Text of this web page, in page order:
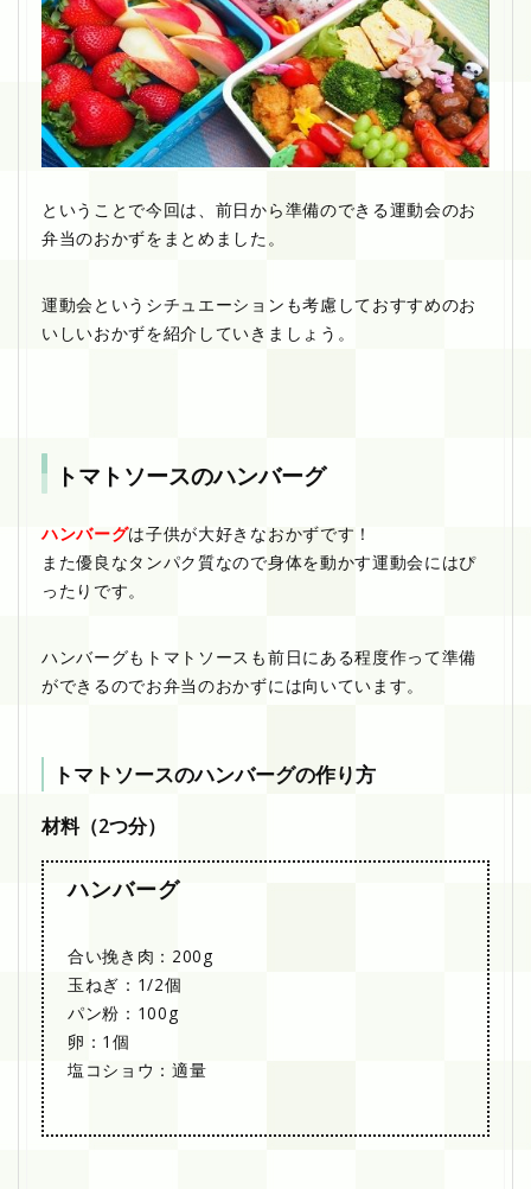
ということで今回は、前日から準備のできる運動会のお
弁当のおかずをまとめました。
運動会というシチュエーションも考慮しておすすめのお
いしいおかずを紹介していきましょう。
トマトソースのハンバーグ
ハンバーグは子供が大好きなおかずです！
また優良なタンパク質なので身体を動かす運動会にはぴ
ったりです。
ハンバーグもトマトソースも前日にある程度作って準備
ができるのでお弁当のおかずには向いています。
トマトソースのハンバーグの作り方
材料（2つ分）
ハンバーグ
合い挽き肉：200g
玉ねぎ：1/2個
パン粉：100g
卵：1個
塩コショウ：適量